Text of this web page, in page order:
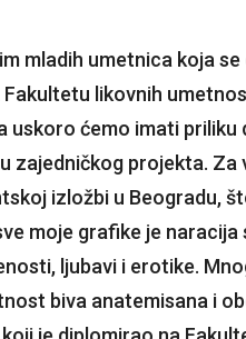
mladih umetnica koja
likovnih
uskoro ćemo imati
zajedničkog projekta.
izložbi u Beogradu,
moje grafike je
ljubavi i erotike.
biva anatemisana i